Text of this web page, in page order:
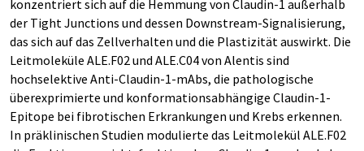
konzentriert sich auf die Hemmung von Claudin-1 außerhalb
der Tight Junctions und dessen Downstream-Signalisierung,
das sich auf das Zellverhalten und die Plastizität auswirkt. Die
Leitmoleküle ALE.F02 und ALE.C04 von Alentis sind
hochselektive Anti-Claudin-1-mAbs, die pathologische
überexprimierte und konformationsabhängige Claudin-1-
Epitope bei fibrotischen Erkrankungen und Krebs erkennen.
In präklinischen Studien modulierte das Leitmolekül ALE.F02